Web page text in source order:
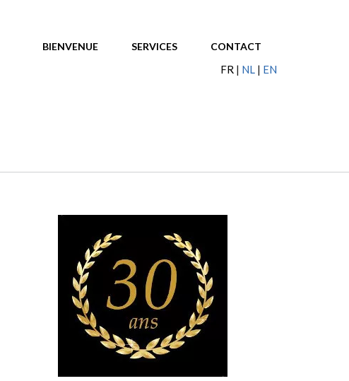
BIENVENUE SERVICES CONTACT
FR NL EN